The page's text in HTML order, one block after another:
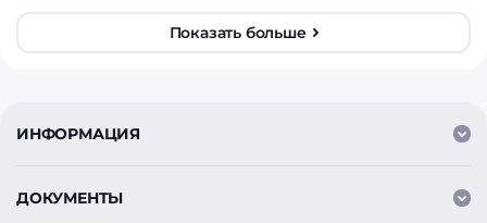
Показать больше
ИНФОРМАЦИЯ
ДОКУМЕНТЫ